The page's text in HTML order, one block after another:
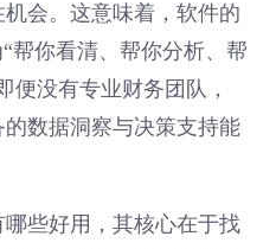
会。这意味着，软件的
帮你看清、帮你分析、帮
便没有专业财务团队，
数据洞察与决策支持能
些好用，其核心在于找